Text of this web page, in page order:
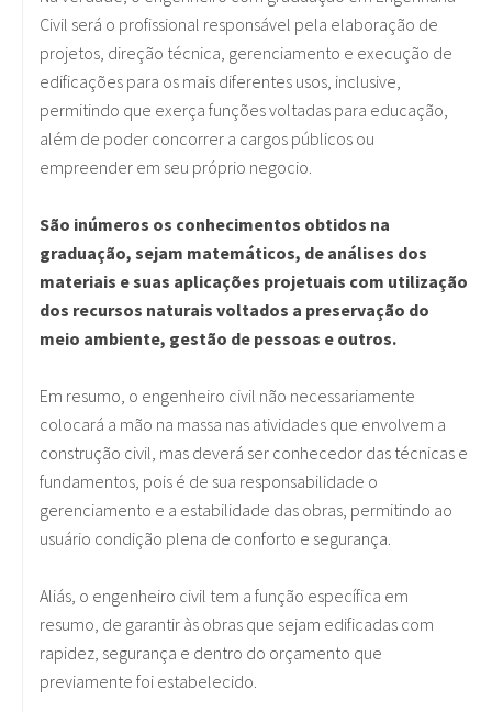
Civil será o profissional responsável pela elaboração de
projetos, direção técnica, gerenciamento e execução de
edificações para os mais diferentes usos, inclusive,
permitindo que exerça funções voltadas para educação,
além de poder concorrer a cargos públicos ou
empreender em seu próprio negocio.
São inúmeros os conhecimentos obtidos na
graduação, sejam matemáticos, de análises dos
materiais e suas aplicações projetuais com utilização
dos recursos naturais voltados a preservação do
meio ambiente, gestão de pessoas e outros.
Em resumo, o engenheiro civil não necessariamente
colocará a mão na massa nas atividades que envolvem a
construção civil, mas deverá ser conhecedor das técnicas e
fundamentos, pois é de sua responsabilidade o
gerenciamento e a estabilidade das obras, permitindo ao
usuário condição plena de conforto e segurança.
Aliás, o engenheiro civil tem a função específica em
resumo, de garantir às obras que sejam edificadas com
rapidez, segurança e dentro do orçamento que
previamente foi estabelecido.